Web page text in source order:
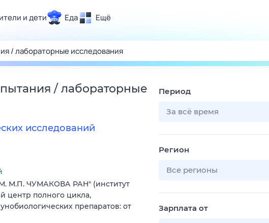
и дети Еда Ещё
Здоровье
Развлечения и отдых
Спорт
Авто
Гороскопы
Поиск
ТВ-программа
/ лабораторные
исследований
М.П. ЧУМАКОВА РАН" (институт
центр полного цикла,
препаратов: от
Период
За всё время
Регион
Все регионы
Зарплата от